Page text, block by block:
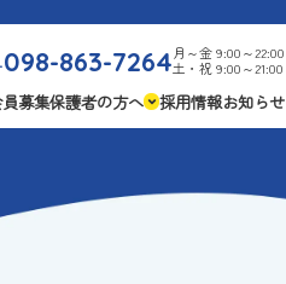
098-863-7264月～金 9:00～22:00
土・祝 9:00～21:00
募集保護者の方へ
ゴールデンエイジ
採用情報お知らせ